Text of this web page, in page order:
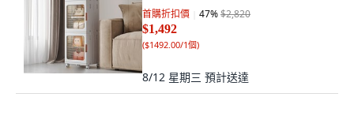
首購折扣價 47%$2,820
$1,492
($1492.00/1個)
8/12 星期三 預計送達